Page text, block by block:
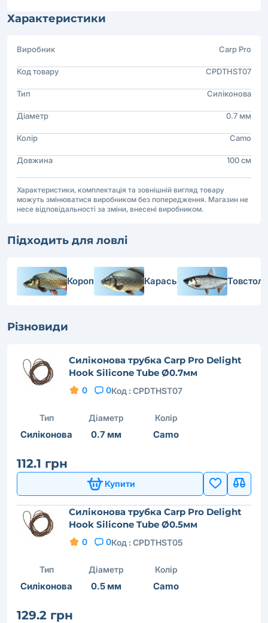
Характеристики
Виробник Carp Pro
Код товару CPDTHST07
Тип Силіконова
Діаметр 0.7 мм
Колір Camo
Довжина 100 см
Характеристики, комплектація та зовнішній вигляд товару
можуть змінюватися виробником без попередження. Магазин не
несе відповідальності за зміни, внесені виробником.
Підходить для ловлі
Короп Карась
Різновиди
Силіконова трубка Carp Pro Delight
Hook Silicone Tube Ø0.7мм
0 0Код : CPDTHST07
Тип
Силіконова
Діаметр
0.7 мм
Колір
Camo
112.1 грн
Купити
Силіконова трубка Carp Pro Delight
Hook Silicone Tube Ø0.5мм
0 0Код : CPDTHST05
Тип
Силіконова
Діаметр
0.5 мм
Колір
Camo
129.2 грн